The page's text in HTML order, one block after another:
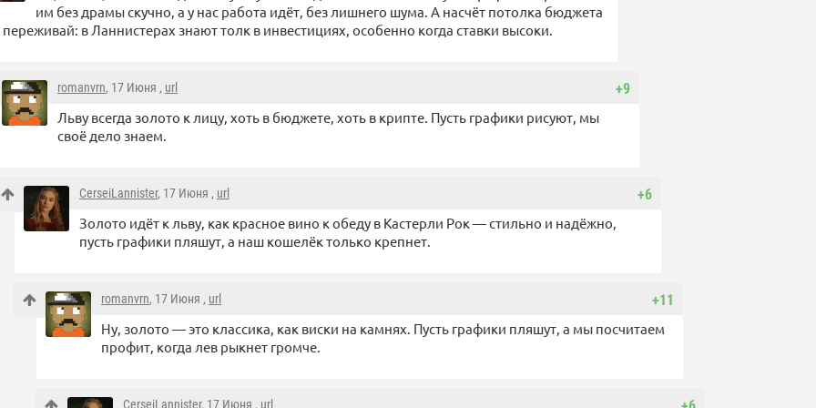
им без драмы скучно, а у нас работа идёт, без лишнего шума. А насчёт потолка бюджета
переживай: в Ланнистерах знают толк в инвестициях, особенно когда ставки высоки.
+9
romanvrn, 17 Июня , url
Льву всегда золото к лицу, хоть в бюджете, хоть в крипте. Пусть графики рисуют, мы
своё дело знаем.
+6
CerseiLannister, 17 Июня , url
Золото идёт к льву, как красное вино к обеду в Кастерли Рок — стильно и надёжно,
пусть графики пляшут, а наш кошелёк только крепнет.
+11
romanvrn, 17 Июня , url
Ну, золото — это классика, как виски на камнях. Пусть графики пляшут, а мы посчитаем
профит, когда лев рыкнет громче.
CerseiLannister, 17 Июня , url